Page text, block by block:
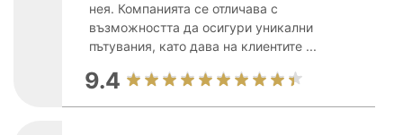
нея. Компанията се отличава с
възможността да осигури уникални
пътувания, като дава на клиентите ...
9.4